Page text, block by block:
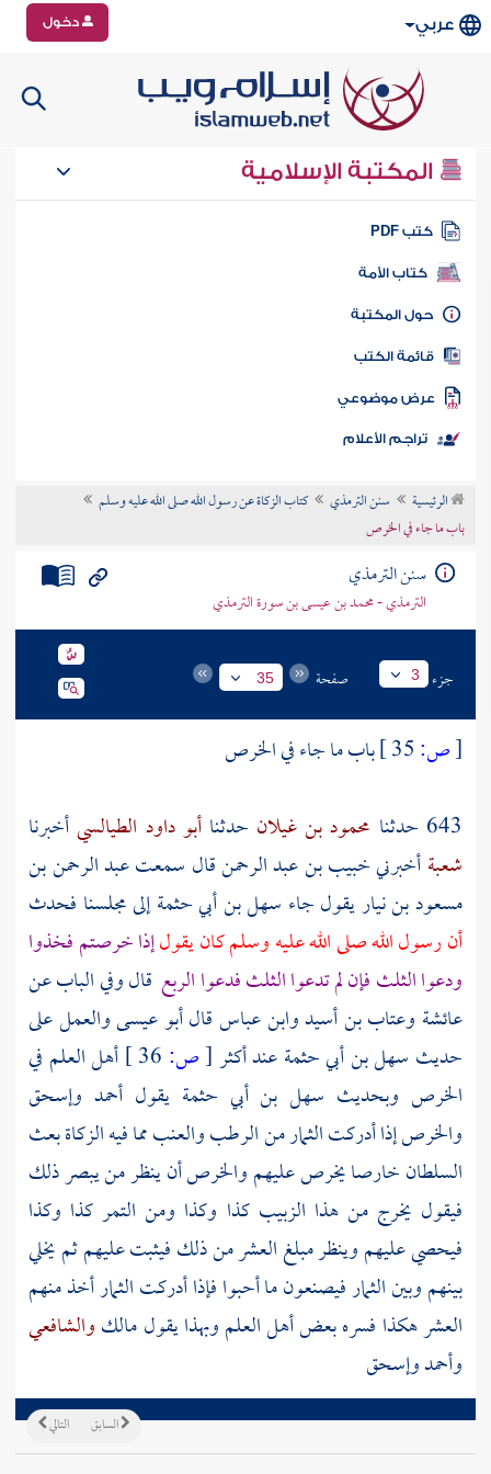
عربي دخول
المكتبة الإسلامية
كتب PDF
كتاب الأمة
المكتبة
الكتب
موضوعي
تراجم الأعلام
الرئيسية سنن الترمذي
كتاب الزكاة عن رسول الله صلى الله عليه وسلم
باب ما جاء في الخرص
سنن الترمذي
الترمذي - محمد بن عيسى بن سورة الترمذي
جزء 3 صفحة 35
[ص:
باب ما جاء في الخرص
643 حدثنا
محمود بن غيلان حدثناأبو داود الطيالسيأخبرنا
شعبةأخبرنيخبيب بن عبد الرحمنقال سمعتعبد الرحمن بن
مسعود بن نياريقول جاء سهل بن أبي حثمةإلى مجلسنا فحدث
أن رسول الله صلى الله عليه وسلم كان يقولإذا خرصتم فخذوا
ودعوا الثلث فإن لم تدعوا الثلث فدعوا الربع قال وفي الباب عن
عائشة وعتاب بن أسيد وابن عباس قال أبو عيسى والعمل على
حديث سهل بن أبي حثمةعند أكثر[ص:
أهل العلم في
الخرص وبحديث سهل بن أبي حثمةيقول أحمد وإسحق
والخرص إذا أدركت الثمار من الرطب والعنب مما فيه الزكاة بعث
السلطان خارصا يخرص عليهم والخرص أن ينظر من يبصر ذلك
فيقول يخرج من هذا الزبيب كذا وكذا ومن التمر كذا وكذا
فيحصي عليهم وينظر مبلغ العشر من ذلك فيثبت عليهم ثم يخلي
بينهم وبين الثمار فيصنعون ما أحبوا فإذا أدركت الثمار أخذ منهم
العشر هكذا فسره بعض أهل العلم وبهذا يقولمالكوالشافعي
وأحمدوإسحق
التالي السابق